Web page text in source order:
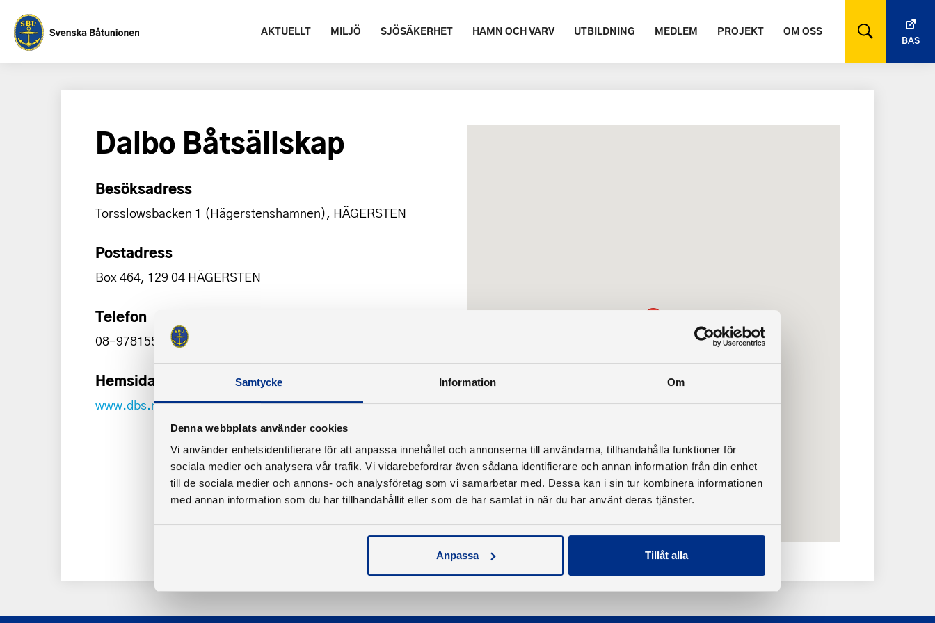
Samtycke Information Om
Denna webbplats använder cookies
Vi använder enhetsidentifierare för att anpassa innehållet och annonserna till användarna, tillhandahålla funktioner för
sociala medier och analysera vår trafik. Vi vidarebefordrar även sådana identifierare och annan information från din enhet
till de sociala medier och annons- och analysföretag som vi samarbetar med. Dessa kan i sin tur kombinera informationen
med annan information som du har tillhandahållit eller som de har samlat in när du har använt deras tjänster.
Anpassa Tillåt alla
AKTUELLT MILJÖ SJÖSÄKERHET HAMN OCH VARV UTBILDNING MEDLEM PROJEKT OM OSS
BAS
Dalbo Båtsällskap
Besöksadress
Torsslowsbacken 1 (Hägerstenshamnen), HÄGERSTEN
Postadress
Box 464, 129 04 HÄGERSTEN
Telefon
08-978155
Hemsida
www.dbs.nu